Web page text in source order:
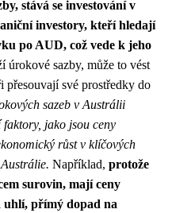
stává se investování v
investory, kteří hledají
po AUD, což vede k jeho
sazby, může to vést
své prostředky do
sazeb v Austrálii
jako jsou ceny
růst v klíčových
Například, protože
surovin, mají ceny
uhlí, přímý dopad na